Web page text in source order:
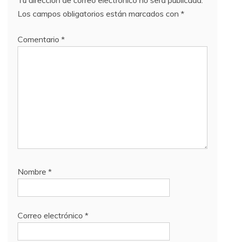
Los campos obligatorios están marcados con *
Comentario *
Nombre *
Correo electrónico *